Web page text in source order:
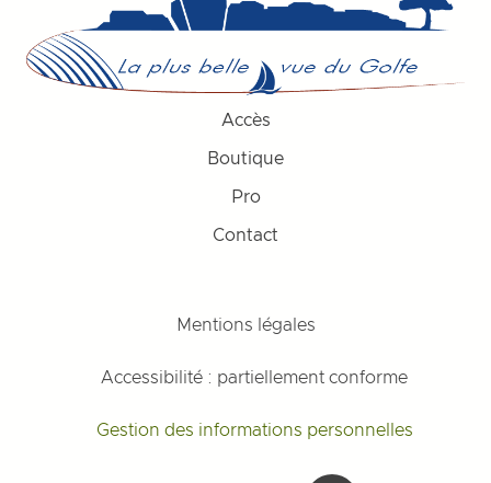
Accès
Boutique
Pro
Contact
Mentions légales
Accessibilité : partiellement conforme
Gestion des informations personnelles